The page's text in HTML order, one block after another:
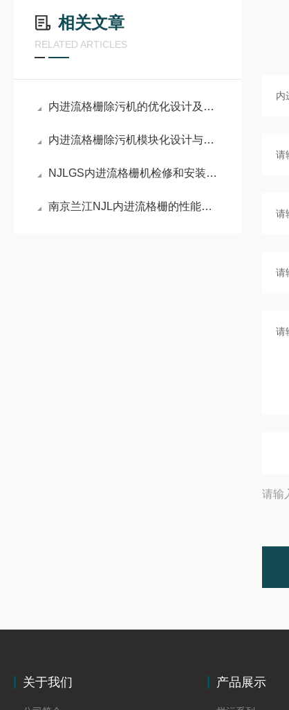
相关文章
RELATED ARTICLES
内进流格栅除污机的优化设计及关键技术探讨
内进流格栅除污机模块化设计与快速更换技术优势分析
NJLGS内进流格栅机检修和安装时的注意事项
南京兰江NJL内进流格栅的性能特点与日常维护
请输
关于我们 产品展示